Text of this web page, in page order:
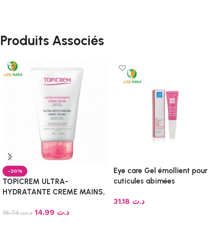
Produits Associés
-20%
TOPICREM ULTRA-
HYDRATANTE CREME MAINS,
د.ت18.74 د.ت
Eye care Gel émollient pour
cuticules abimées
د.ت